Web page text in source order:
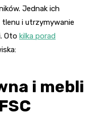
Jednak ich
i utrzymywanie
Oto kilka porad
i mebli